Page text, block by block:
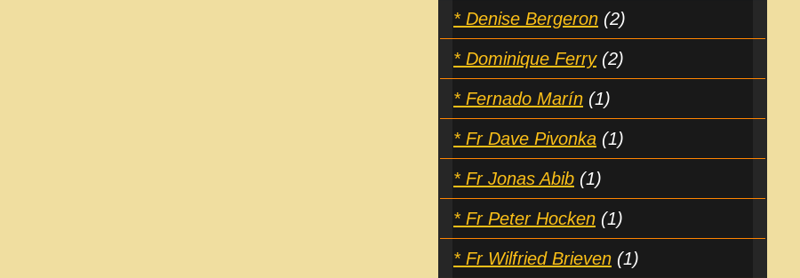
* Denise Bergeron (2)
* Dominique Ferry (2)
* Fernado Marín (1)
* Fr Dave Pivonka (1)
* Fr Jonas Abib (1)
* Fr Peter Hocken (1)
* Fr Wilfried Brieven (1)